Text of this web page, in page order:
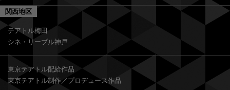
関西地区
テアトル梅田
シネ・リーブル神戸
東京テアトル配給作品
東京テアトル制作／プロデュース作品